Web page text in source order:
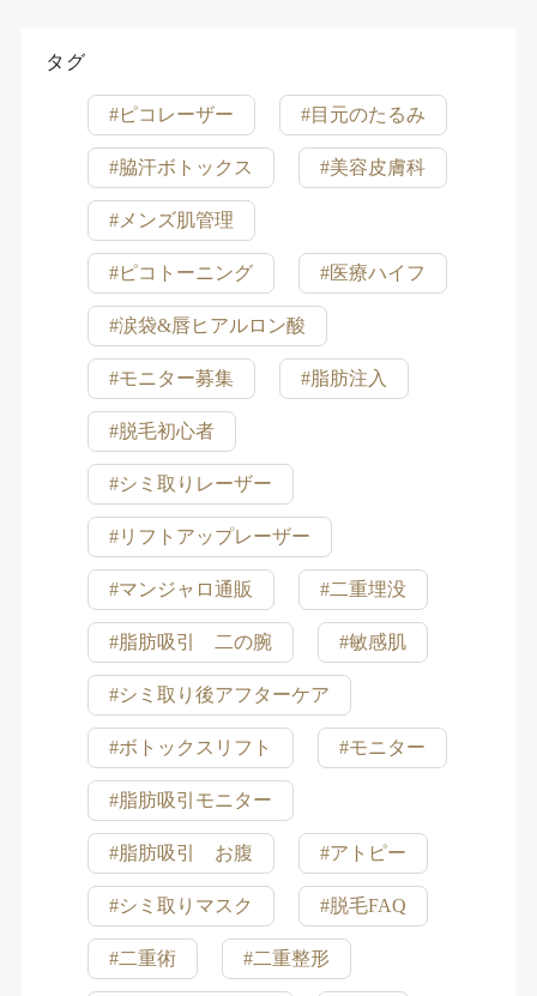
タグ
#ピコレーザー #目元のたるみ
#脇汗ボトックス #美容皮膚科
#メンズ肌管理
#ピコトーニング #医療ハイフ
#涙袋&唇ヒアルロン酸
#モニター募集 #脂肪注入
#脱毛初心者
#シミ取りレーザー
#リフトアップレーザー
#マンジャロ通販 #二重埋没
#脂肪吸引 二の腕 #敏感肌
#シミ取り後アフターケア
#ボトックスリフト #モニター
#脂肪吸引モニター
#脂肪吸引 お腹 #アトピー
#シミ取りマスク #脱毛FAQ
#二重術 #二重整形